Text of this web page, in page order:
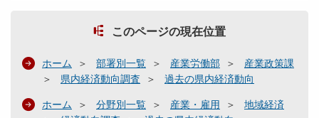
このページの現在位置
ホーム 部署別一覧 産業労働部
産業政策課
県内経済動向調査
過去の県内経済動向
ホーム 分野別一覧 産業・雇用
地域経済